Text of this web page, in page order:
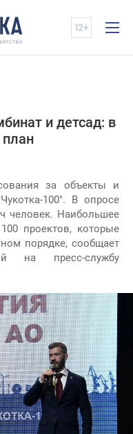
и детсад: в
план
за объекты и
100". В опросе
человек. Наибольшее
проектов, которые
порядке, сообщает
на пресс-службу